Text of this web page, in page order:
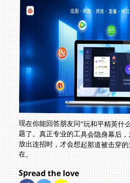
现在你能回答朋友问"玩和平精英什
题了。真正专业的工具会隐身幕后
放出连招时，才会想起那道被击穿
在。
Spread the love